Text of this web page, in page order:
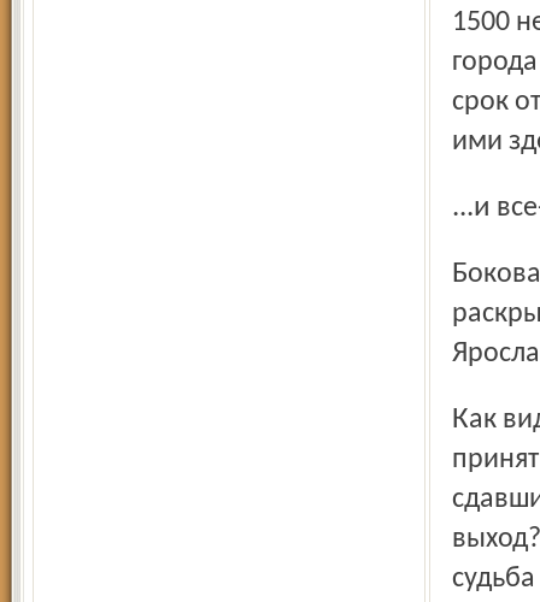
1500
срок
ими
...и
Боковая подсветка дает рельефный образ восстания,
Как видим, именно Балк принял решение сначала